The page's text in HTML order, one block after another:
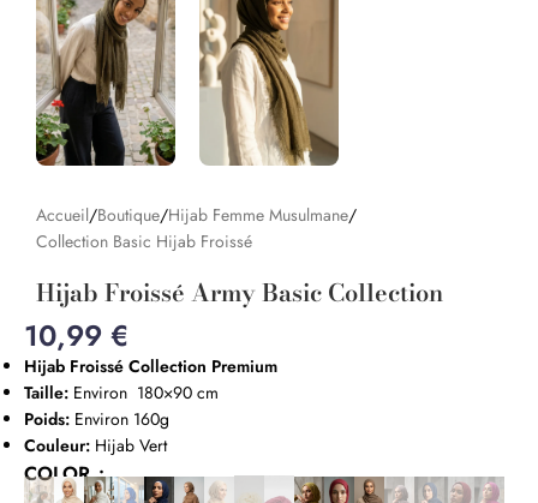
Accueil/Boutique/Hijab Femme Musulmane/
Collection Basic Hijab Froissé
Hijab Froissé Army Basic Collection
10,99 €
Hijab Froissé Collection Premium
Taille: Environ 180×90 cm
Poids: Environ 160g
Couleur: Hijab Vert
COLOR